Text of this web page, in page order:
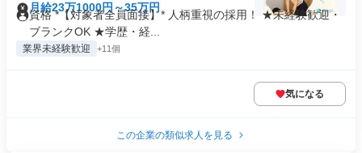
月給23万1000円～35万円
資格 *【対象者全員面接】* 人柄重視の採用！ ★未経験歓迎・
ブランクOK ★学歴・経...
業界未経験歓迎 +11個
気になる
この企業の類似求人を見る